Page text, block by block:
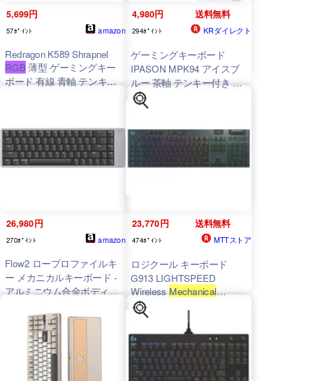
5,699円
57ﾎﾟｲﾝﾄ amazon
Redragon K589 Shrapnel
RGB薄型 ゲーミングキー
ボード 有線 青軸 テンキー
4,980円 送料無料
294ﾎﾟｲﾝﾄ KRダイレクト
ゲーミングキーボード
IPASON MPK94 アイスブ
ルー 茶軸 テンキー付き メ
カニカルキーボード USキ
ーボード配列 英語キーボー
USB Type-C LEDライト 光
る バックライト付き
PC/Windows/Mac OS対応
26,980円
270ﾎﾟｲﾝﾄ amazon
Flow2 ロープロファイルキ
ー メカニカルキーボード -
アルミニウム合金ボディ・
搭載 充電式ワイヤレス3モ
ード接続対応
Windows/MacOS用、英语
配列 技適認証取得 (スペー
スグレイ, 68)
23,770円 送料無料
474ﾎﾟｲﾝﾄ MTTストア
ロジクール キーボード
G913 LIGHTSPEED
WirelessMechanical
Gaming
G913-CK カーボンブラッ
ク 【配送種別A】